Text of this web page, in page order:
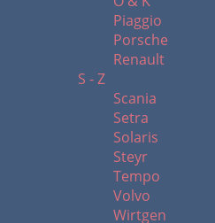
Piaggio
Porsche
Renault
S - Z
Scania
Setra
Solaris
Steyr
Tempo
Volvo
Wirtgen